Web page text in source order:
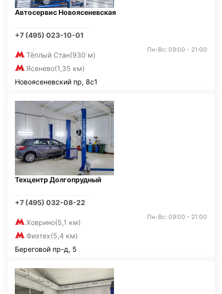
Автосервис Новоясеневская
+7 (495) 023-10-01
Тёплый Стан(930 м)
Ясенево(1,35 км)
Пн-Вс: 09:00 - 21:00
Новоясеневский пр, 8с1
Техцентр Долгопрудный
+7 (495) 032-08-22
Ховрино(5,1 км)
Физтех(5,4 км)
Пн-Вс: 09:00 - 21:00
Береговой пр-д, 5